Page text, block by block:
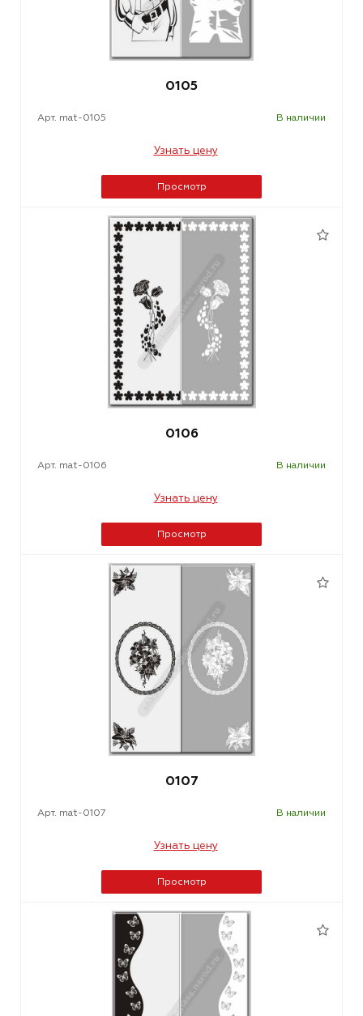
0105
Арт. mat-0105 В наличии
Узнать цену
Просмотр
0106
Арт. mat-0106 В наличии
Узнать цену
Просмотр
0107
Арт. mat-0107 В наличии
Узнать цену
Просмотр